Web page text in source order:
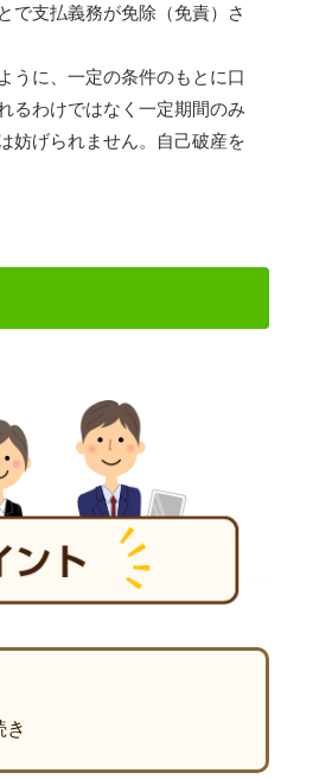
で支払義務が免除（免責）さ
うに、一定の条件のもとに口
るわけではなく一定期間のみ
妨げられません。自己破産を